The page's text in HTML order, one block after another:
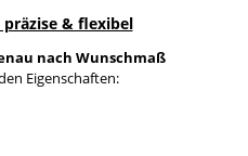
& flexibel
nach Wunschmaß
Eigenschaften: